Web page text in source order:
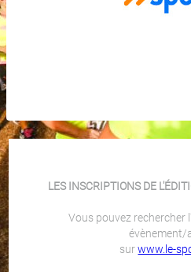
LES INSCRIPTIONS DE
Vous pouvez rechercher
évènement/
surwww.le-